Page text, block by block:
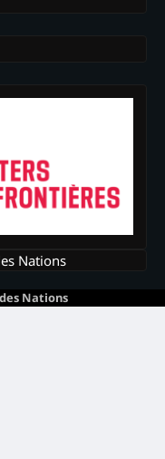
Nations
Nations